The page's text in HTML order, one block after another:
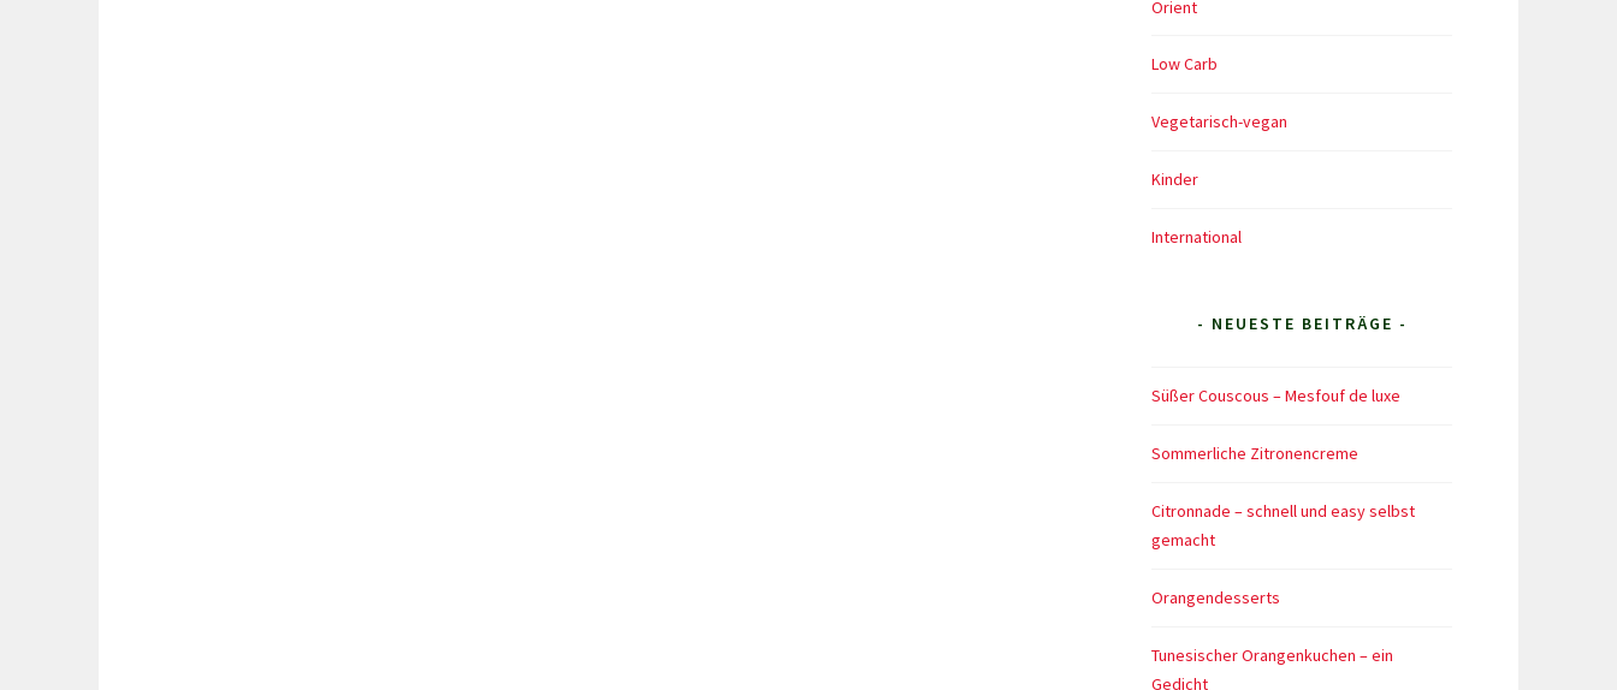
Orient
Low Carb
Vegetarisch-vegan
Kinder
International
- NEUESTE BEITRÄGE -
Süßer Couscous – Mesfouf de luxe
Sommerliche Zitronencreme
Citronnade – schnell und easy selbst
gemacht
Orangendesserts
Tunesischer Orangenkuchen – ein
Gedicht